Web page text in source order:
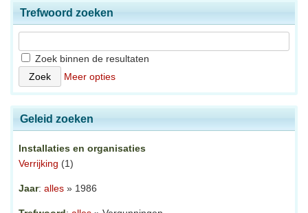
Trefwoord zoeken
Zoek binnen de resultaten
Meer opties
Geleid zoeken
Installaties en organisaties
Verrijking (1)
Jaar: alles » 1986